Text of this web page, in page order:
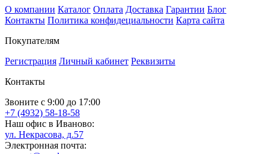
О компании Каталог Оплата Доставка Гарантии Блог
Контакты Политика конфидециальности Карта сайта
Покупателям
Регистрация Личный кабинет Реквизиты
Контакты
Звоните с 9:00 до 17:00
+7 (4932) 58-18-58
Наш офис в Иваново:
ул. Некрасова, д.57
Электронная почта: